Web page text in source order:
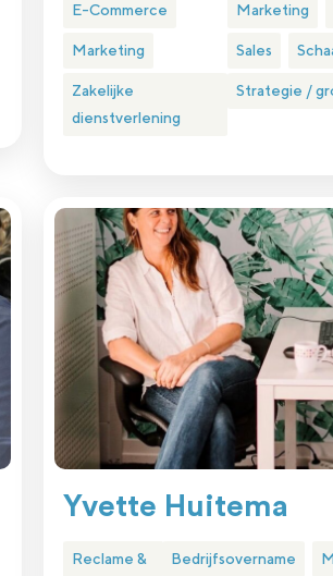
E-Commerce
Marketing
Zakelijke
dienstverlening
Marketing
Sales
Strategie /
Yvette Huitema
Reclame &
Bedrijfsovername